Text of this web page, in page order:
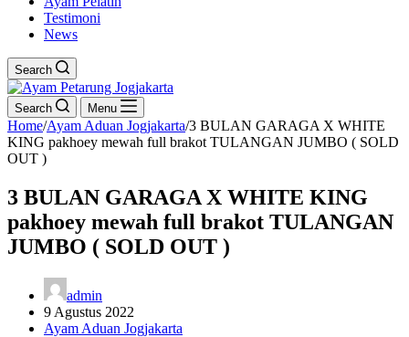
Testimoni
News
Search
Search Menu
Home/Ayam Aduan Jogjakarta/3 BULAN GARAGA X WHITE
KING pakhoey mewah full brakot TULANGAN JUMBO ( SOLD
OUT )
3 BULAN GARAGA X WHITE KING
pakhoey mewah full brakot TULANGAN
JUMBO ( SOLD OUT )
admin
9 Agustus 2022
Ayam Aduan Jogjakarta